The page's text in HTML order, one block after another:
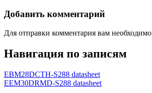
Добавить комментарий
Для отправки комментария вам необходимо
Навигация по записям
EBM28DCTH-S288 datasheet
EEM30DRMD-S288 datasheet